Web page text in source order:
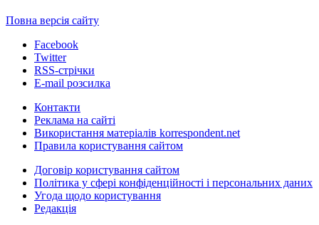
Повна версія сайту
Facebook
Twitter
RSS-стрічки
E-mail розсилка
Контакти
Реклама на сайті
Використання матеріалів korrespondent.net
Правила користування сайтом
Договір користування сайтом
Політика у сфері конфіденційності і персональних даних
Угода щодо користування
Редакція